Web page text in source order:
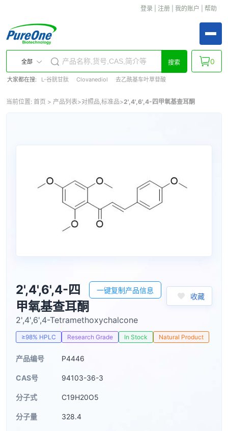
登录 注册 我的账户 帮助
全部 搜索
大家都在搜: L-谷胱甘肽 Clovanediol 去乙酰基车叶草苷酸
0
当前位置: 首页 > 产品列表>对照品,标准品>2',4',6',4-四甲氧基查耳酮
2',4',6',4-四
甲氧基查耳酮
一键复制产品信息
收藏
2',4',6',4-Tetramethoxychalcone
≥98% HPLC Research Grade In Stock Natural Product
产品编号 P4446
CAS号 94103-36-3
分子式 C19H20O5
分子量 328.4